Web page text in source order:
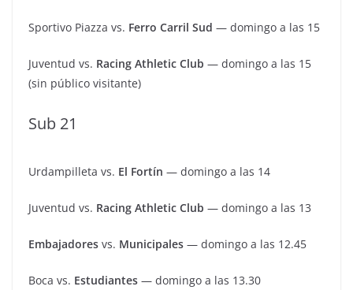
Sportivo Piazza vs. Ferro Carril Sud — domingo a las 15
Juventud vs. Racing Athletic Club — domingo a las 15
(sin público visitante)
Sub 21
Urdampilleta vs. El Fortín — domingo a las 14
Juventud vs. Racing Athletic Club — domingo a las 13
Embajadores vs. Municipales — domingo a las 12.45
Boca vs. Estudiantes — domingo a las 13.30